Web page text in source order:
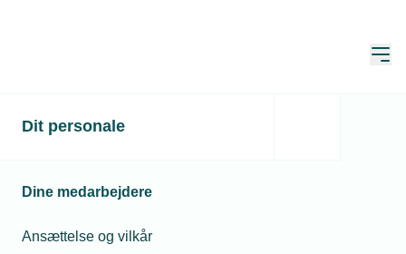
Dit personale
Dine medarbejdere
Ansættelse og vilkår
Nej til kontanter
Publiceret: 23. aug. 2021